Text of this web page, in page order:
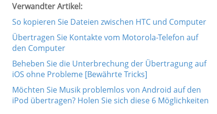
Verwandter Artikel:
So kopieren Sie Dateien zwischen HTC und Computer
Übertragen Sie Kontakte vom Motorola-Telefon auf
den Computer
Beheben Sie die Unterbrechung der Übertragung auf
iOS ohne Probleme [Bewährte Tricks]
Möchten Sie Musik problemlos von Android auf den
iPod übertragen? Holen Sie sich diese 6 Möglichkeiten